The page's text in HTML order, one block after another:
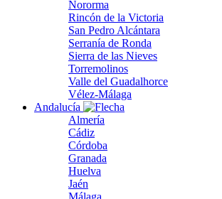
Nororma
Rincón de la Victoria
San Pedro Alcántara
Serranía de Ronda
Sierra de las Nieves
Torremolinos
Valle del Guadalhorce
Vélez-Málaga
Andalucía
Almería
Cádiz
Córdoba
Granada
Huelva
Jaén